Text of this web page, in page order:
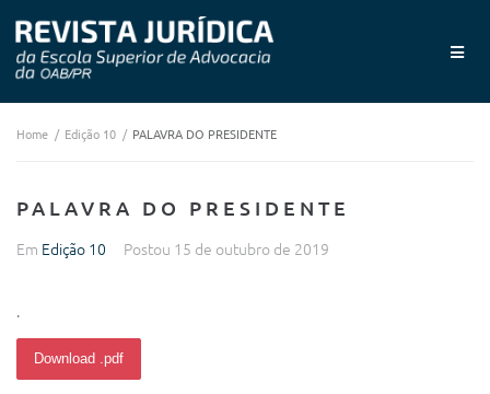
Home / Edição 10 / PALAVRA DO PRESIDENTE
PALAVRA DO PRESIDENTE
Em Edição 10 Postou 15 de outubro de 2019
.
Download .pdf